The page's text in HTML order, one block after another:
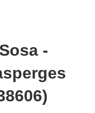
-